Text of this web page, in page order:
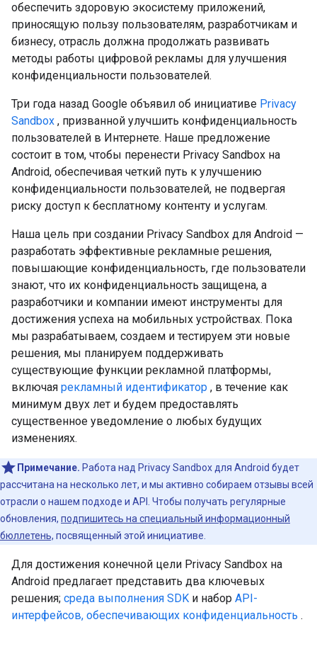
обеспечить здоровую экосистему приложений,
приносящую пользу пользователям, разработчикам и
бизнесу, отрасль должна продолжать развивать
методы работы цифровой рекламы для улучшения
конфиденциальности пользователей.
Три года назад Google объявил об инициативе Privacy
Sandbox , призванной улучшить конфиденциальность
пользователей в Интернете. Наше предложение
состоит в том, чтобы перенести Privacy Sandbox на
Android, обеспечивая четкий путь к улучшению
конфиденциальности пользователей, не подвергая
риску доступ к бесплатному контенту и услугам.
Наша цель при создании Privacy Sandbox для Android —
разработать эффективные рекламные решения,
повышающие конфиденциальность, где пользователи
знают, что их конфиденциальность защищена, а
разработчики и компании имеют инструменты для
достижения успеха на мобильных устройствах. Пока
мы разрабатываем, создаем и тестируем эти новые
решения, мы планируем поддерживать
существующие функции рекламной платформы,
включая рекламный идентификатор , в течение как
минимум двух лет и будем предоставлять
существенное уведомление о любых будущих
изменениях.
Примечание. Работа над Privacy Sandbox для Android будет
рассчитана на несколько лет, и мы активно собираем отзывы всей
отрасли о нашем подходе и API. Чтобы получать регулярные
обновления, подпишитесь на специальный информационный
бюллетень, посвященный этой инициативе.
Для достижения конечной цели Privacy Sandbox на
Android предлагает представить два ключевых
решения; среда выполнения SDK и набор API-
интерфейсов, обеспечивающих конфиденциальность .